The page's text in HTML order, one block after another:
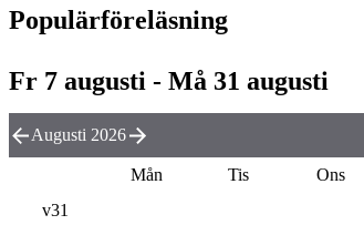
Populärföreläsning
Fr 7 augusti - Må 31 augusti
Augusti 2026
Mån Tis Ons
v31